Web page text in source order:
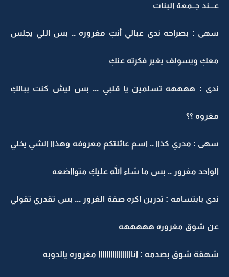
عـــند جــمعة البنات
سهى : بصراحه ندى عبالي أنتِ مغروره .. بس اللي يجلس
معكِ ويسولف يغير فكرته عنكِ
ندى : ههههه تسلمين يا قلبي ... بس ليش كنت ببالكِ
مغروه ؟؟
سهى : مدري كذاا .. اسم عائلتكم معروفه وهذاا الشي يخلي
الواحد مغرور .. بس ما شاء الله عليكِ متوااضعه
ندى بابتسامه : تدرين اكره صفة الغرور ... بس تقدري تقولي
عن شوق مغروره هههههه
شهقة شوق بصدمه : انااااااااااااااااا مغروره يالدوبه